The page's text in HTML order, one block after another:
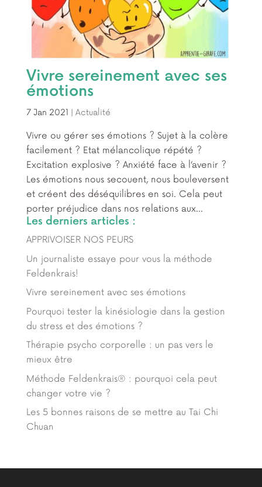
Vivre sereinement avec ses
émotions
7 Jan 2021 | Actualité
Vivre ou gérer ses émotions ? Sujet à la colère
facilement ? Etat mélancolique répété ?
Excitation explosive ? Anxiété face à l’avenir ?
Les émotions nous secouent, nous bouleversent
et créent des déséquilibres en soi. Cela peut
porter préjudice dans nos relations aux...
Les derniers articles :
APPRIVOISER NOS PEURS
Un journaliste essaye pour vous la méthode
Feldenkrais!
Vivre sereinement avec ses émotions
Pourquoi tester la kinésiologie dans la gestion
du stress et des émotions ?
Thérapie psycho corporelle : un pas vers le
mieux être
Méthode Feldenkrais® : pourquoi cela peut
changer votre vie ?
Les 5 bonnes raisons de se mettre au Tai Chi
Chuan